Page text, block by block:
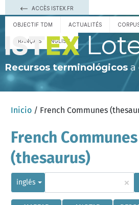
ACCÈS ISTEX.FR
OBJECTIF TDM ACTUALITÉS
FRANÇAIS ENGLISH
Recursos terminológicos a
Inicio / French Communes
French Communes
(thesaurus)
inglés ×